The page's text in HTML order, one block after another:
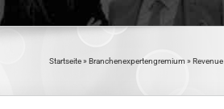
Startseite» Branchenexpertengremium »